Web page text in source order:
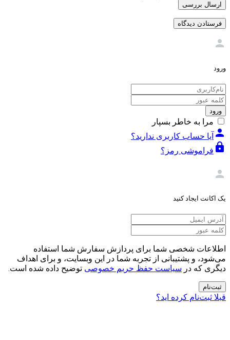
ارسال بررسی
person
ورود
ورود
مرا به خاطر بسپار
personآیا حساب کاربری ندارید؟
lock فراموشی رمز؟
person
یک اکانت ایجاد کنید
اطلاعات شخصی شما برای پردازش سفارش شما استفاده
می‌شود، و پشتیبانی از تجربه شما در این وبسایت، و برای اهداف
دیگری که در سیاست حفظ حریم خصوصی توضیح داده شده است.
ثبت‌نام
قبلا ثبت‌نام کرده اید؟